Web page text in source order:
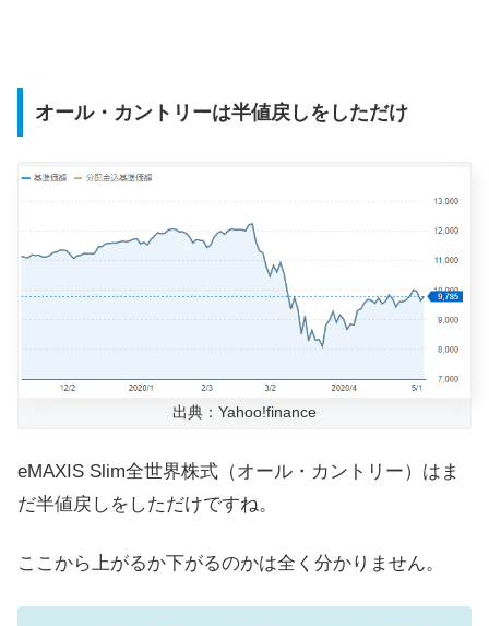
オール・カントリーは半値戻しをしただけ
出典：Yahoo!finance
eMAXIS Slim全世界株式（オール・カントリー）はま
だ半値戻しをしただけですね。
ここから上がるか下がるのかは全く分かりません。